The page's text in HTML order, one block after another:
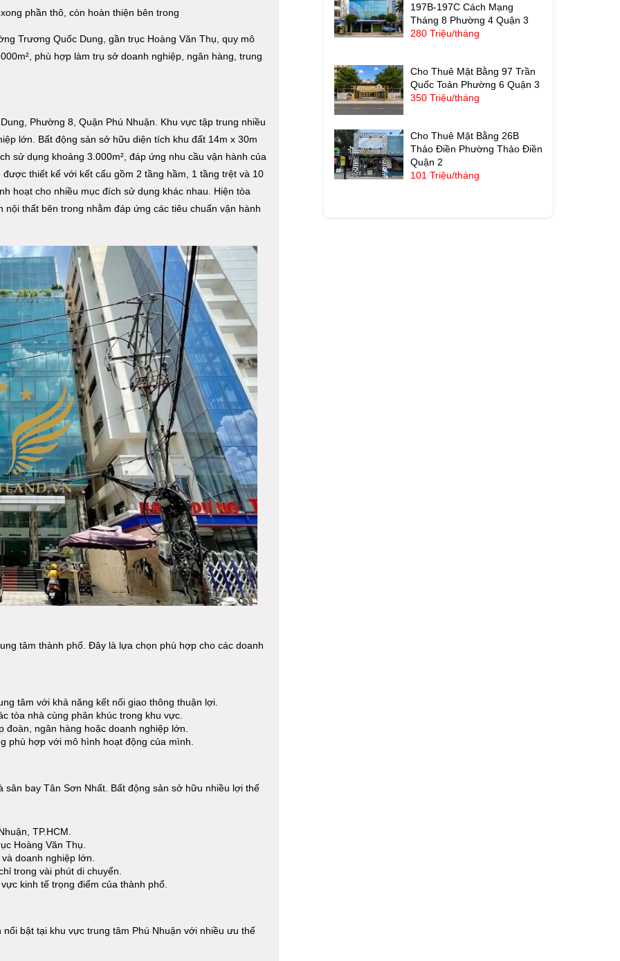
phần thô, còn hoàn thiện bên trong
Trương Quốc Dung, gần trục Hoàng Văn Thụ, quy mô
phù hợp làm trụ sở doanh nghiệp, ngân hàng, trung
Phường 8, Quận Phú Nhuận. Khu vực tập trung nhiều
lớn. Bất động sản sở hữu diện tích khu đất 14m x 30m
sử dụng khoảng 3.000m², đáp ứng nhu cầu vận hành của
thiết kế với kết cấu gồm 2 tầng hầm, 1 tầng trệt và 10
hoạt cho nhiều mục đích sử dụng khác nhau. Hiện tòa
thất bên trong nhằm đáp ứng các tiêu chuẩn vận hành
tâm thành phố. Đây là lựa chọn phù hợp cho các doanh
tâm với khả năng kết nối giao thông thuận lợi.
tòa nhà cùng phân khúc trong khu vực.
ngân hàng hoặc doanh nghiệp lớn.
phù hợp với mô hình hoạt động của mình.
bay Tân Sơn Nhất. Bất động sản sở hữu nhiều lợi thế
TP.HCM.
Hoàng Văn Thụ.
doanh nghiệp lớn.
trong vài phút di chuyển.
kinh tế trọng điểm của thành phố.
bật tại khu vực trung tâm Phú Nhuận với nhiều ưu thế
197B-197C Cách Mạng
Tháng 8 Phường 4 Quận 3
280 Triệu/tháng
Cho Thuê Mặt Bằng 97 Trần
Quốc Toản Phường 6 Quận 3
350 Triệu/tháng
Cho Thuê Mặt Bằng 26B
Thảo Điền Phường Thảo Điền
Quận 2
101 Triệu/tháng